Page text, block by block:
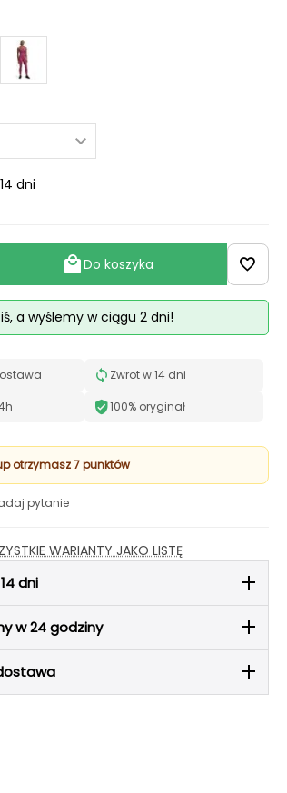
14 dni
Do koszyka
a wyślemy w ciągu 2 dni!
Zwrot w 14 dni
100% oryginał
otrzymasz 7 punktów
pytanie
WARIANTY JAKO LISTĘ
dni
w 24 godziny